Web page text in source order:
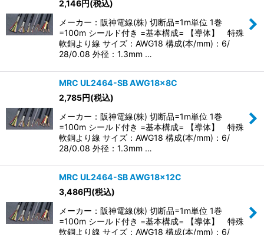
2,146円(税込)
メーカー：阪神電線(株) 切断品=1m単位 1巻
=100m シールド付き =基本構成= 【導体】 特殊
軟銅より線 サイズ：AWG18 構成(本/mm)：6/
28/0.08 外径：1.3mm …
MRC UL2464-SB AWG18×8C
2,785円(税込)
メーカー：阪神電線(株) 切断品=1m単位 1巻
=100m シールド付き =基本構成= 【導体】 特殊
軟銅より線 サイズ：AWG18 構成(本/mm)：6/
28/0.08 外径：1.3mm …
MRC UL2464-SB AWG18×12C
3,486円(税込)
メーカー：阪神電線(株) 切断品=1m単位 1巻
=100m シールド付き =基本構成= 【導体】 特殊
軟銅より線 サイズ：AWG18 構成(本/mm)：6/